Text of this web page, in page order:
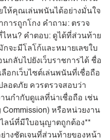
ห้คุณเล่นพนันได้อย่างมั่นใจ
ารถูกโกง คำถาม: ตรวจ
หน? คำตอบ: ดูได้ที่ส่วนท้าย
กจะมีโลโก้และหมายเลขใบ
กลับไปยังเว็บราชการได้ ชื่อ
ลือกเว็บไซต์เล่นพนันที่เชื่อถือ
อดภัย ควรตรวจสอบว่า
นกำกับดูแลที่น่าเชื่อถือ เช่น
หรือหน่วยงาน
ลน์ที่มีใบอนุญาตถูกต้อง**
งชัดเจนที่ส่วนท้ายของหน้า